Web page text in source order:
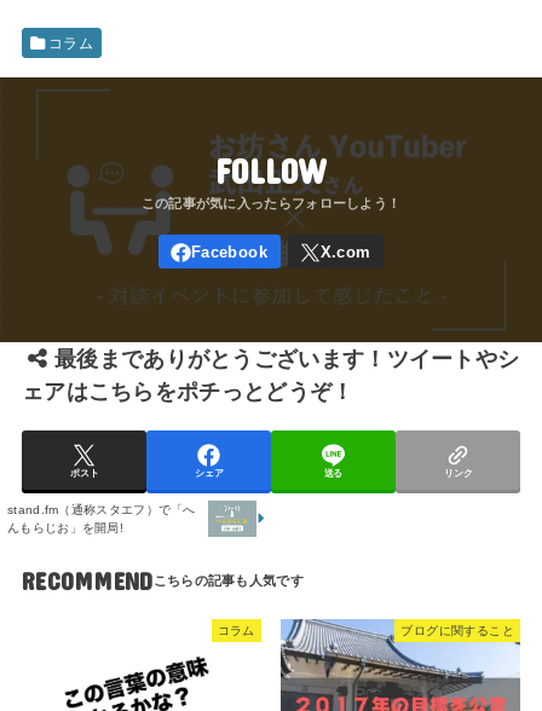
コラム
FOLLOW
最後までありがとうございます！ツイートやシ
ェアはこちらをポチっとどうぞ！
ポスト シェア 送る リンク
stand.fm（通称スタエフ）で「へ
んもらじお」を開局!
RECOMMEND
コラム ブログに関すること